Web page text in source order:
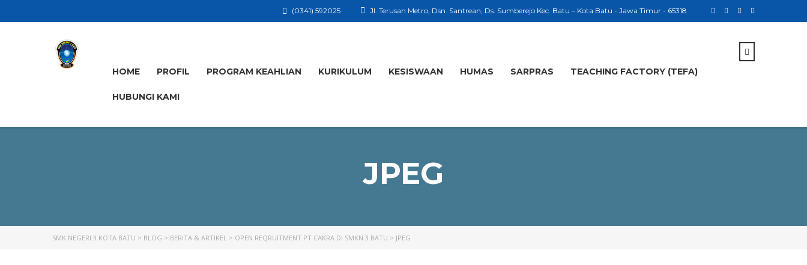
Jl. Terusan Metro, Dsn. Santrean, Ds. Sumberejo Kec. Batu – Kota Batu - Jawa Timur - 65318
(0341) 592025
HOME PROFIL PROGRAM KEAHLIAN KURIKULUM KESISWAAN HUMAS SARPRAS TEACHING FACTORY (TEFA)
HUBUNGI KAMI
JPEG
SMK NEGERI 3 KOTA BATU > BLOG > BERITA & ARTIKEL > OPEN REQRUITMENT PT CAKRA DI SMKN 3 BATU > JPEG